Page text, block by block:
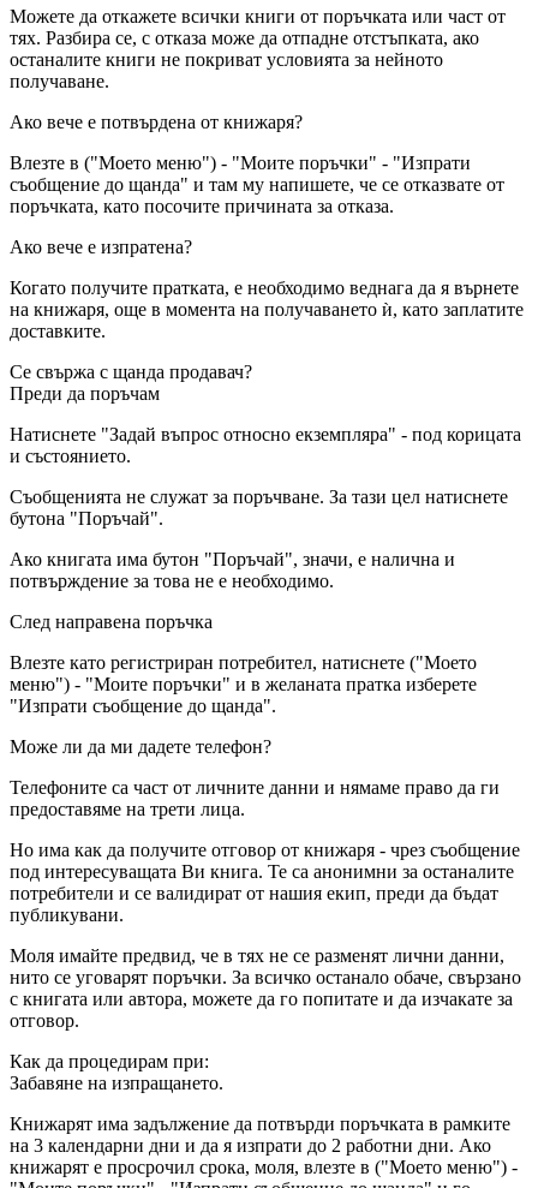
Можете да откажете всички книги от поръчката или част от
тях. Разбира се, с отказа може да отпадне отстъпката, ако
останалите книги не покриват условията за нейното
получаване.
Ако вече е потвърдена от книжаря?
Влезте в ("Моето меню") - "Моите поръчки" - "Изпрати
съобщение до щанда" и там му напишете, че се отказвате от
поръчката, като посочите причината за отказа.
Ако вече е изпратена?
Когато получите пратката, е необходимо веднага да я върнете
на книжаря, още в момента на получаването ѝ, като заплатите
доставките.
Се свържа с щанда продавач?
Преди да поръчам
Натиснете "Задай въпрос относно екземпляра" - под корицата
и състоянието.
Съобщенията не служат за поръчване. За тази цел натиснете
бутона "Поръчай".
Ако книгата има бутон "Поръчай", значи, е налична и
потвърждение за това не е необходимо.
След направена поръчка
Влезте като регистриран потребител, натиснете ("Моето
меню") - "Моите поръчки" и в желаната пратка изберете
"Изпрати съобщение до щанда".
Може ли да ми дадете телефон?
Телефоните са част от личните данни и нямаме право да ги
предоставяме на трети лица.
Но има как да получите отговор от книжаря - чрез съобщение
под интересуващата Ви книга. Те са анонимни за останалите
потребители и се валидират от нашия екип, преди да бъдат
публикувани.
Моля имайте предвид, че в тях не се разменят лични данни,
нито се уговарят поръчки. За всичко останало обаче, свързано
с книгата или автора, можете да го попитате и да изчакате за
отговор.
Как да процедирам при:
Забавяне на изпращането.
Книжарят има задължение да потвърди поръчката в рамките
на 3 календарни дни и да я изпрати до 2 работни дни. Ако
книжарят е просрочил срока, моля, влезте в ("Моето меню") -